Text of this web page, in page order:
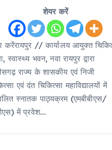
शेयर करें
करेंरायपुर // कार्यालय आयुक्त
स्वास्थ्य भवन, नवा रायपुर द्वारा
राज्य के शासकीय एवं निजी
एवं दंत चिकित्सा महाविद्यालयों में
स्नातक पाठ्यक्रम (एमबीबीएस/
में प्रवेश…